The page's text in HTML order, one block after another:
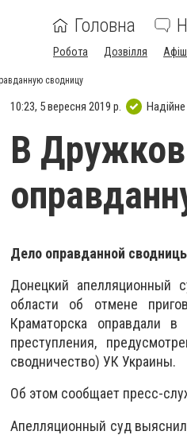
Головна
Робота Дозвілля
сводницу
10:23, 5 вересня 2019 р.
В
Дело оправданной
Донецкий апелляционный
области об отмене
Краматорска оправдали
преступления,
сводничество) УК Украины.
Об этом сообщает пресс-
Апелляционный суд